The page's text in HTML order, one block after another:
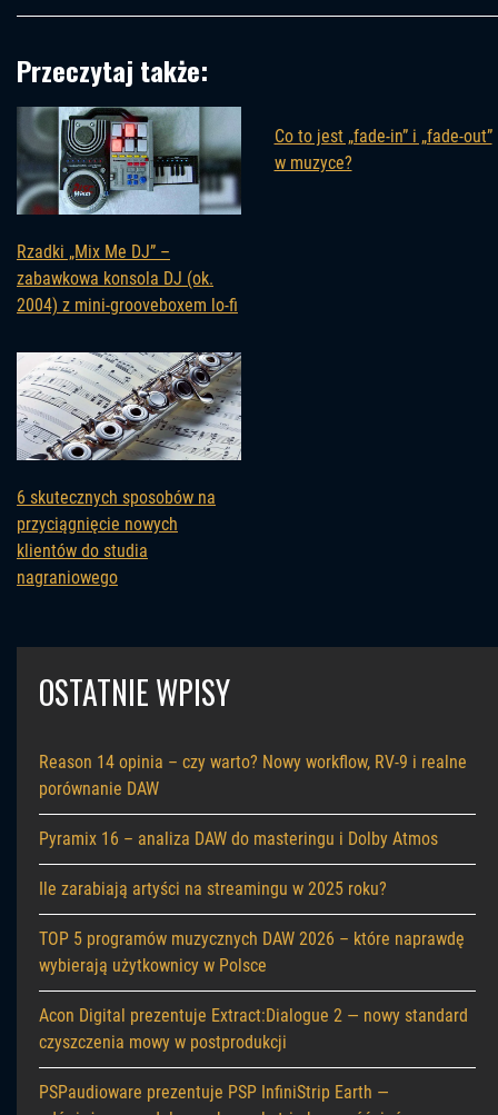
Przeczytaj także:
Rzadki „Mix Me DJ” –
zabawkowa konsola DJ (ok.
2004) z mini-grooveboxem lo-fi
Co to jest „fade-in” i „fade-out”
w muzyce?
6 skutecznych sposobów na
przyciągnięcie nowych
klientów do studia
nagraniowego
OSTATNIE WPISY
Reason 14 opinia – czy warto? Nowy workflow, RV-9 i realne
porównanie DAW
Pyramix 16 – analiza DAW do masteringu i Dolby Atmos
Ile zarabiają artyści na streamingu w 2025 roku?
TOP 5 programów muzycznych DAW 2026 – które naprawdę
wybierają użytkownicy w Polsce
Acon Digital prezentuje Extract:Dialogue 2 — nowy standard
czyszczenia mowy w postprodukcji
PSPaudioware prezentuje PSP InfiniStrip Earth —